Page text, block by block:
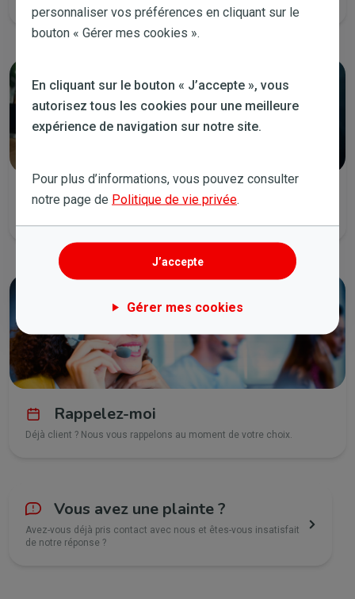
Envoyez-nous un email
Rappelez-moi
Déjà client ? Nous vous rappelons au moment de votre choix.
Vous avez une plainte ?
Avez-vous déjà pris contact avec nous et êtes-vous insatisfait
de notre réponse ?
personnaliser vos préférences en cliquant sur le
bouton « Gérer mes cookies ».
En cliquant sur le bouton « J’accepte », vous
autorisez tous les cookies pour une meilleure
expérience de navigation sur notre site.
Pour plus d’informations, vous pouvez consulter
notre page de Politique de vie privée.
J’accepte
Gérer mes cookies